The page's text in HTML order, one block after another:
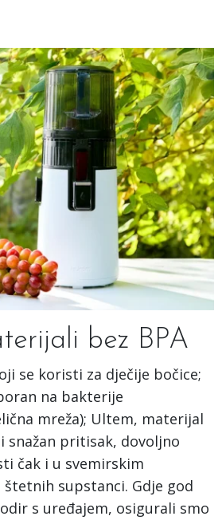
bez BPA
se koristi za dječije bočice;
na bakterije
mreža); Ultem, materijal
snažan pritisak, dovoljno
čak i u svemirskim
supstanci. Gdje god
s uređajem, osigurali smo